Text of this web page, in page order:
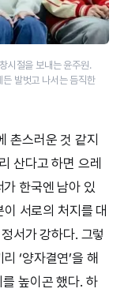
시절을 보내는 윤주원.
발벗고 나서는 듬직한
촌스러운 것 같지
산다고 하면 으레
한국엔 남아 있
이 서로의 처지를 대
서가 강하다. 그렇
‘양자결연’을 해
높이곤 했다. 하